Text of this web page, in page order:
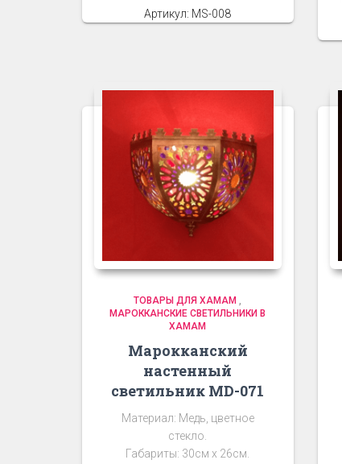
Артикул: MS-008
ТОВАРЫ ДЛЯ ХАМАМ ,
МАРОККАНСКИЕ СВЕТИЛЬНИКИ В
ХАМАМ
Марокканский
настенный
светильник MD-071
Материал: Медь, цветное
стекло.
Габариты: 30см х 26см.